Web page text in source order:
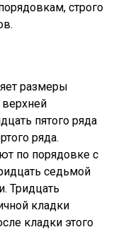
строго
размеры
верхней
пятого ряда
ряда.
по порядовке с
седьмой
Тридцать
кладки
кладки этого